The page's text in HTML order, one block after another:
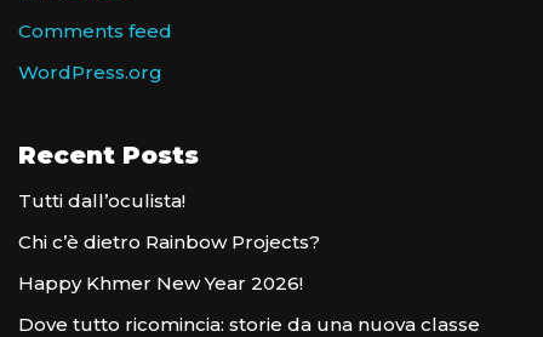
Comments feed
WordPress.org
Recent Posts
Tutti dall’oculista!
Chi c’è dietro Rainbow Projects?
Happy Khmer New Year 2026!
Dove tutto ricomincia: storie da una nuova classe